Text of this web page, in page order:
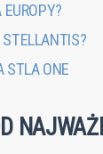
STLA ONE